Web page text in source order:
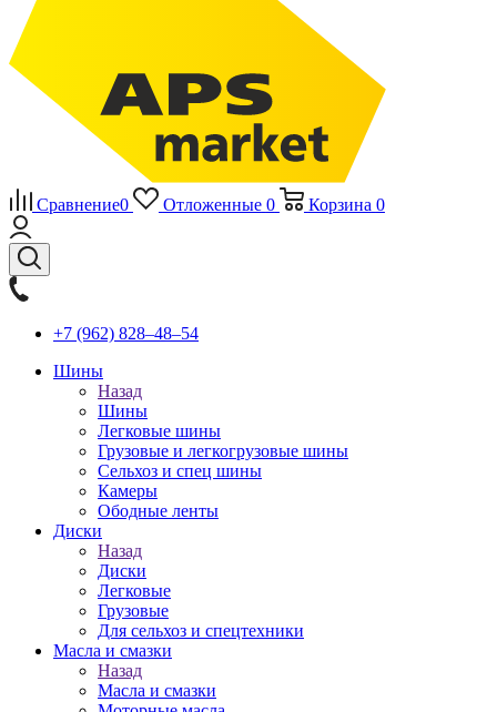
Сравнение0 Отложенные 0 Корзина 0
+7 (962) 828‒48‒54
Шины
Назад
Шины
Легковые шины
Грузовые и легкогрузовые шины
Сельхоз и спец шины
Камеры
Ободные ленты
Диски
Назад
Диски
Легковые
Грузовые
Для сельхоз и спецтехники
Масла и смазки
Назад
Масла и смазки